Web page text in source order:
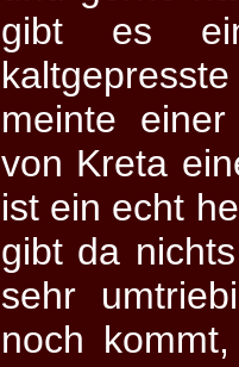
gibt es
meinte
von Kreta
ist ein echt
gibt da
sehr
noch